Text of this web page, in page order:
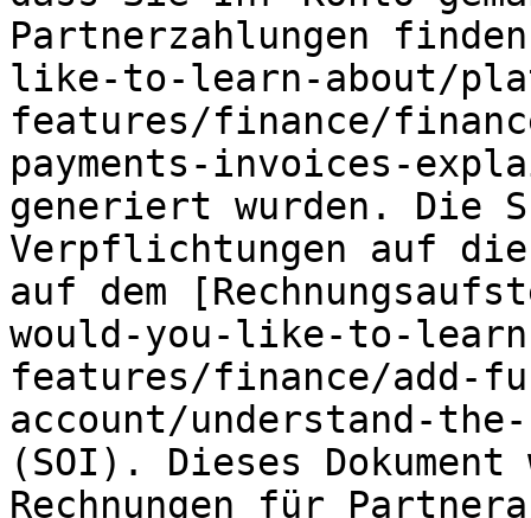
Partnerzahlungen
like-to-learn-about/
features/finance/
payments-invoices-
generiert wurden. Die
Verpflichtungen auf
auf dem
would-you-like-to-
features/finance/add-
account/understand-
(SOI). Dieses
Rechnungen für